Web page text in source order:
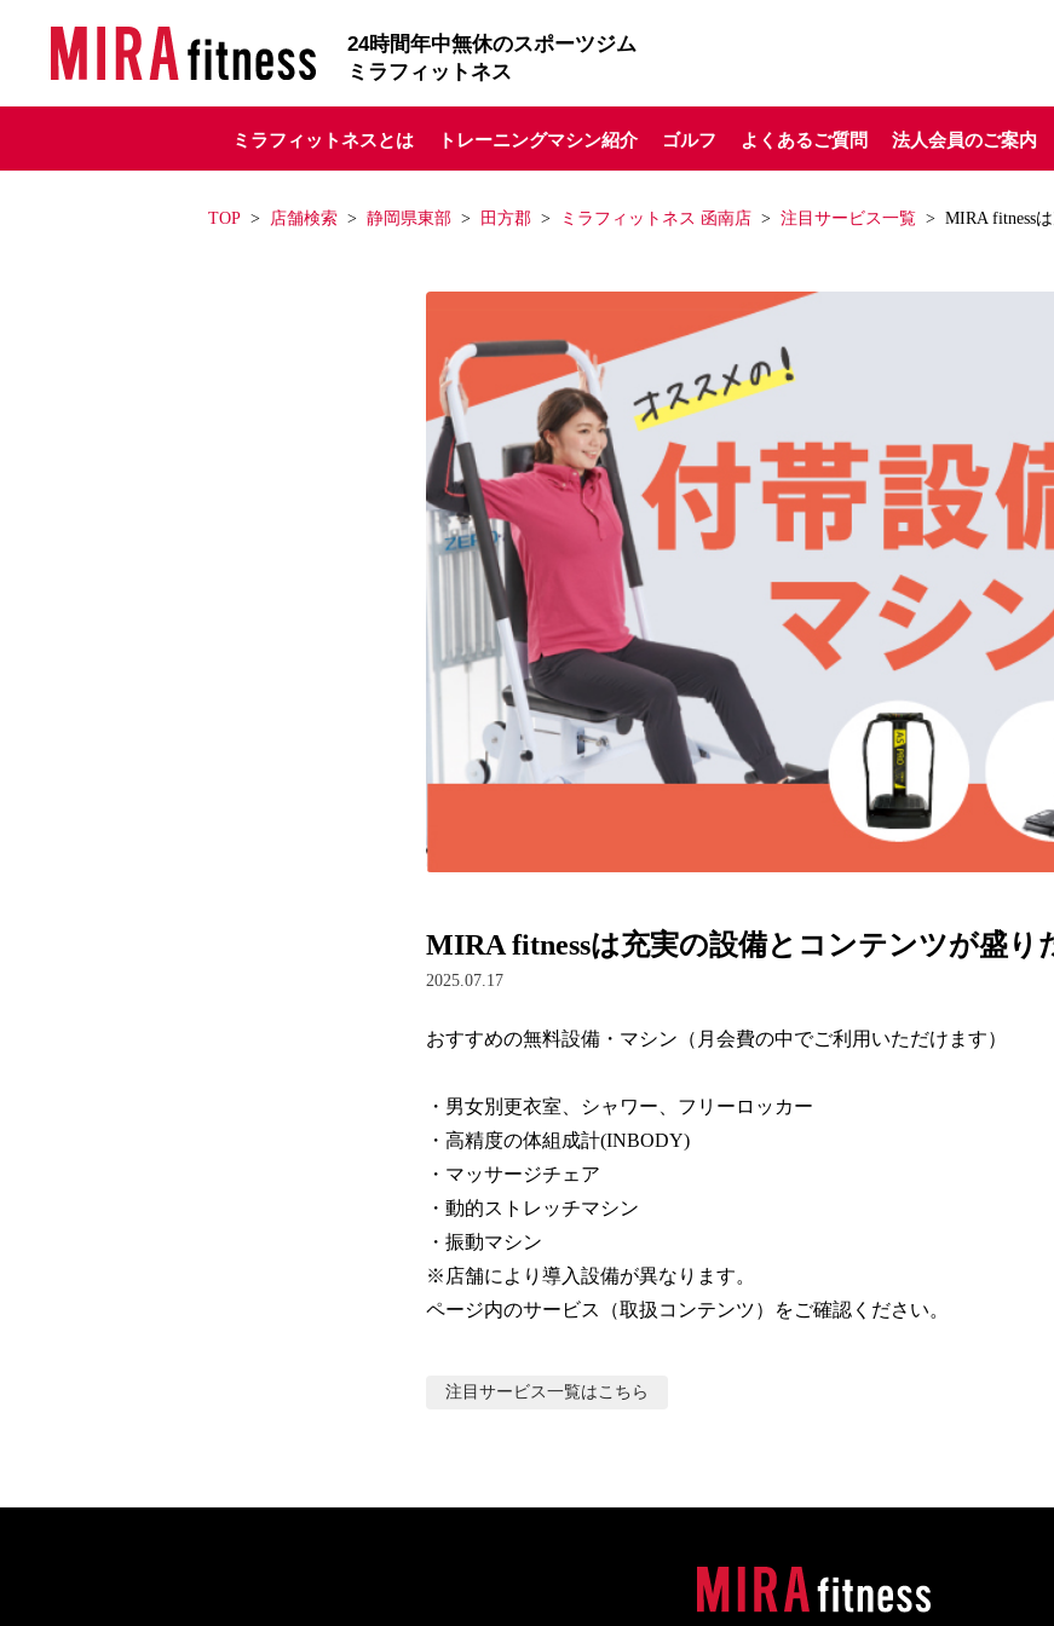
24時間年中無休のスポーツジム
ミラフィットネス
ミラフィットネスとは トレーニングマシン紹介 ゴルフ よくあるご質問 法人会員のご案内
TOP 店舗検索 静岡県東部 田方郡 ミラフィットネス 函南店 注目サービス一覧 MIRA fitness
MIRA fitnessは充実の設備とコンテンツが盛り
2025.07.17
おすすめの無料設備・マシン（月会費の中でご利用いただけます）
・男女別更衣室、シャワー、フリーロッカー
・高精度の体組成計(INBODY)
・マッサージチェア
・動的ストレッチマシン
・振動マシン
※店舗により導入設備が異なります。
ページ内のサービス（取扱コンテンツ）をご確認ください。
注目サービス一覧はこちら